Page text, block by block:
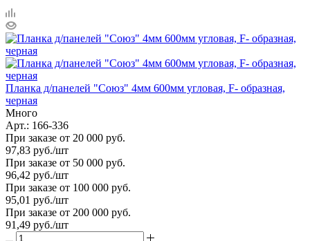
Планка д/панелей "Союз" 4мм 600мм угловая, F- образная,
черная
Много
Арт.: 166-336
При заказе от 20 000 руб.
97,83 руб./шт
При заказе от 50 000 руб.
96,42 руб./шт
При заказе от 100 000 руб.
95,01 руб./шт
При заказе от 200 000 руб.
91,49 руб./шт